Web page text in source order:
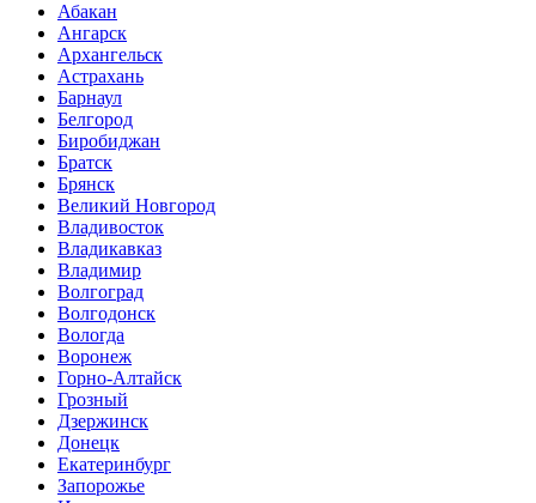
Абакан
Ангарск
Архангельск
Астрахань
Барнаул
Белгород
Биробиджан
Братск
Брянск
Великий Новгород
Владивосток
Владикавказ
Владимир
Волгоград
Волгодонск
Вологда
Воронеж
Горно-Алтайск
Грозный
Дзержинск
Донецк
Екатеринбург
Запорожье